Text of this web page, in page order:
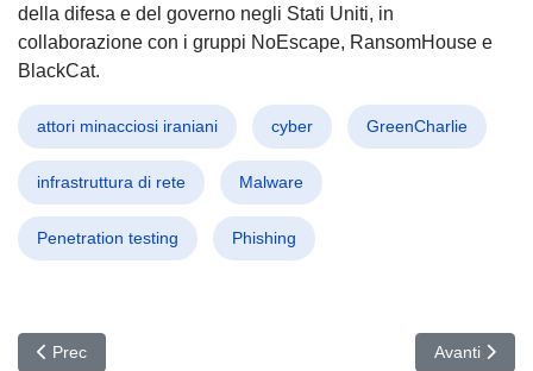
della difesa e del governo negli Stati Uniti, in
collaborazione con i gruppi NoEscape, RansomHouse e
BlackCat.
attori minacciosi iraniani cyber GreenCharlie
infrastruttura di rete Malware
Penetration testing Phishing
Articolo precedente: Google Sheets sotto attacco: scoperto
Prec Articolo
Avanti